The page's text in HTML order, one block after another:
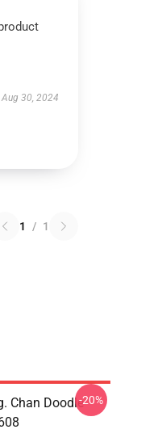
Aug 30, 2024
1 / 1
Chan Doodle-20%